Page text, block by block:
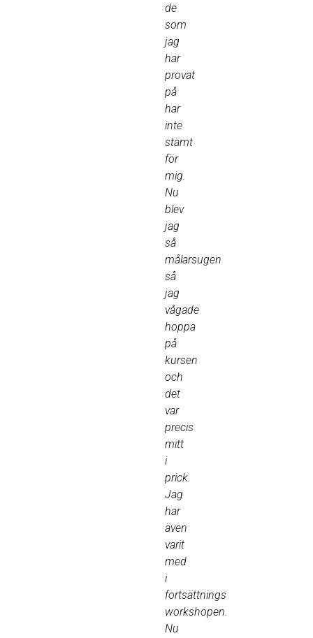
de
som
jag
har
provat
på
har
inte
stämt
för
mig.
Nu
blev
jag
så
målarsugen
så
jag
vågade
hoppa
på
kursen
och
det
var
precis
mitt
i
prick.
Jag
har
även
varit
med
i
fortsättnings
workshopen.
Nu